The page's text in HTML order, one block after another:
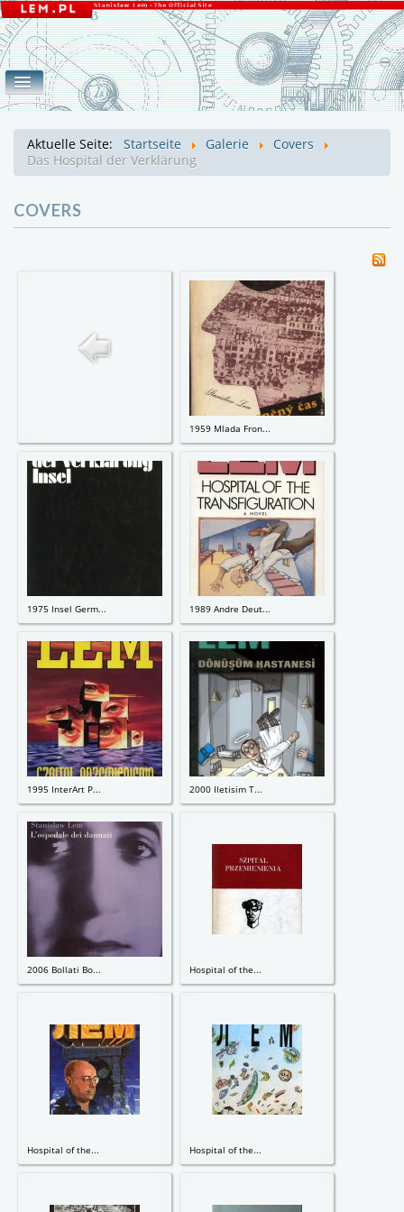
Covers Fotos Lem Mroz
Aktuelle Seite: Startseite Galerie
Covers
Das Hospital der Verklärung
COVERS
1959 Mlada Fron...
1975 Insel Germ... 1989 Andre Deut...
1995 InterArt P... 2000 Iletisim T...
2006 Bollati Bo... Hospital of the...
Hospital of the... Hospital of the...